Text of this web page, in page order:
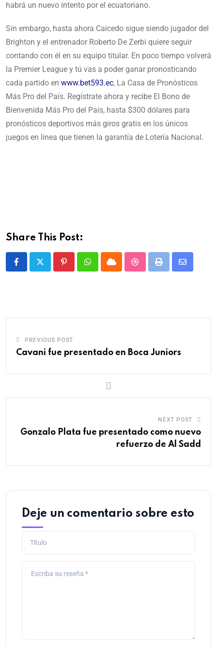
habrá un nuevo intento por el ecuatoriano.
Sin embargo, hasta ahora Caicedo sigue siendo jugador del
Brighton y el entrenador Roberto De Zerbi quiere seguir
contando con él en su equipo titular. En poco tiempo volverá
la Premier League y tú vas a poder ganar pronosticando
cada partido en www.bet593.ec, La Casa de Pronósticos
Más Pro del País. Regístrate ahora y recibe El Bono de
Bienvenida Más Pro del País, hasta $300 dólares para
pronósticos deportivos más giros gratis en los únicos
juegos en línea que tienen la garantía de Lotería Nacional.
Share This Post:
PREVIOUS POST
Cavani fue presentado en Boca Juniors
NEXT POST
Gonzalo Plata fue presentado como nuevo
refuerzo de Al Sadd
Deje un comentario sobre esto